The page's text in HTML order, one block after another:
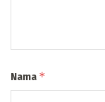
Nama *